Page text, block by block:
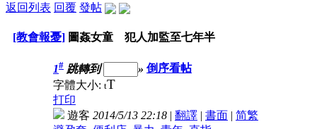
返回列表 回覆 發帖
[教會報憂] 圖姦女童 犯人加監至七年半
1# 跳轉到 » 倒序看帖
字體大小: tT
打印
遊客 2014/5/13 22:18 | 翻譯 | 書面 | 简繁